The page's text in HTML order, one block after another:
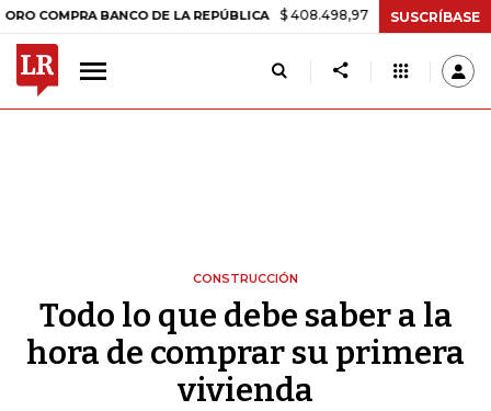
BANCO DE LA REPÚBLICA $ 408.498,97 +$ 8.753,81 +2,19%
SUSCRÍBASE
CONSTRUCCIÓN
Todo lo que debe saber a la
hora de comprar su primera
vivienda